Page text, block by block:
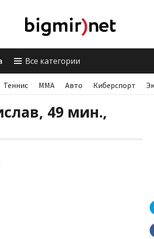
Все категории
Теннис ММА Авто Киберспорт
49 мин.,